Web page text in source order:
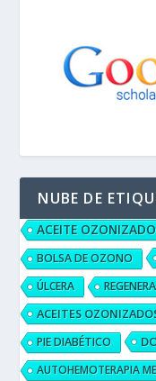
NUBE DE
ACEITE OZONIZADO
BOLSA DE OZONO
ÚLCERA
ACEITES
PIE DIABÉTICO
AUTOHEMOTERAPIA